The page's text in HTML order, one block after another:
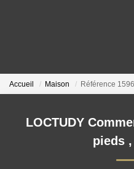
Accueil Maison Référence 1596
LOCTUDY
pieds ,